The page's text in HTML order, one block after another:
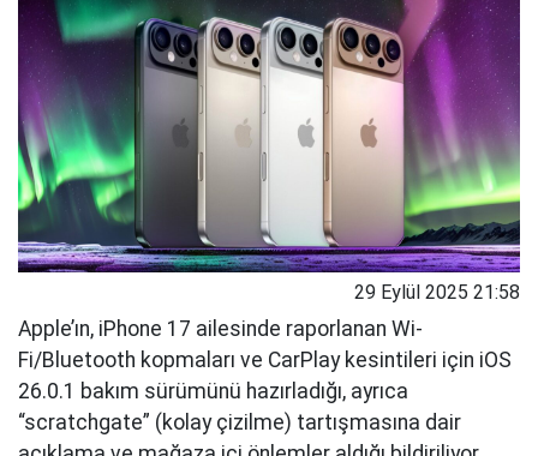
29 Eylül 2025 21:58
Apple’ın, iPhone 17 ailesinde raporlanan Wi-
Fi/Bluetooth kopmaları ve CarPlay kesintileri için iOS
26.0.1 bakım sürümünü hazırladığı, ayrıca
“scratchgate” (kolay çizilme) tartışmasına dair